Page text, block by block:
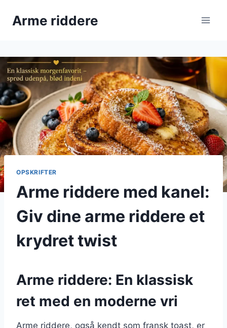
Arme riddere
OPSKRIFTER
Arme riddere med kanel:
Giv dine arme riddere et
krydret twist
Arme riddere: En klassisk
ret med en moderne vri
Arme riddere, også kendt som fransk toast, er